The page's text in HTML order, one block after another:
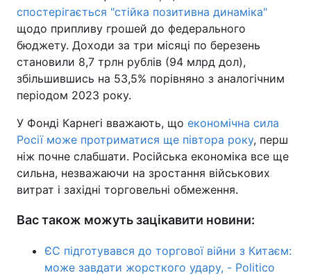
спостерігається "стійка позитивна динаміка"
щодо припливу грошей до федерального
бюджету. Доходи за три місяці по березень
становили 8,7 трлн рублів (94 млрд дол),
збільшившись на 53,5% порівняно з аналогічним
періодом 2023 року.
У Фонді Карнегі вважають, що економічна сила
Росії може протриматися ще півтора року, перш
ніж почне слабшати. Російська економіка все ще
сильна, незважаючи на зростання військових
витрат і західні торговельні обмеження.
Вас також можуть зацікавити новини:
ЄС підготувався до торгової війни з Китаєм:
може завдати жорсткого удару, - Politico